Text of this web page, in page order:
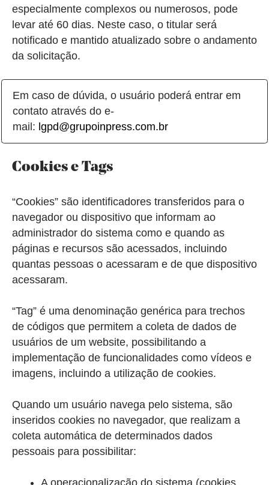
especialmente complexos ou numerosos, pode
levar até 60 dias. Neste caso, o titular será
notificado e mantido atualizado sobre o andamento
da solicitação.
Em caso de dúvida, o usuário poderá entrar em
contato através do e-
mail: lgpd@grupoinpress.com.br
Cookies e Tags
“Cookies” são identificadores transferidos para o
navegador ou dispositivo que informam ao
administrador do sistema como e quando as
páginas e recursos são acessados, incluindo
quantas pessoas o acessaram e de que dispositivo
acessaram.
“Tag” é uma denominação genérica para trechos
de códigos que permitem a coleta de dados de
usuários de um website, possibilitando a
implementação de funcionalidades como vídeos e
imagens, incluindo a utilização de cookies.
Quando um usuário navega pelo sistema, são
inseridos cookies no navegador, que realizam a
coleta automática de determinados dados
pessoais para possibilitar:
A operacionalização do sistema (cookies